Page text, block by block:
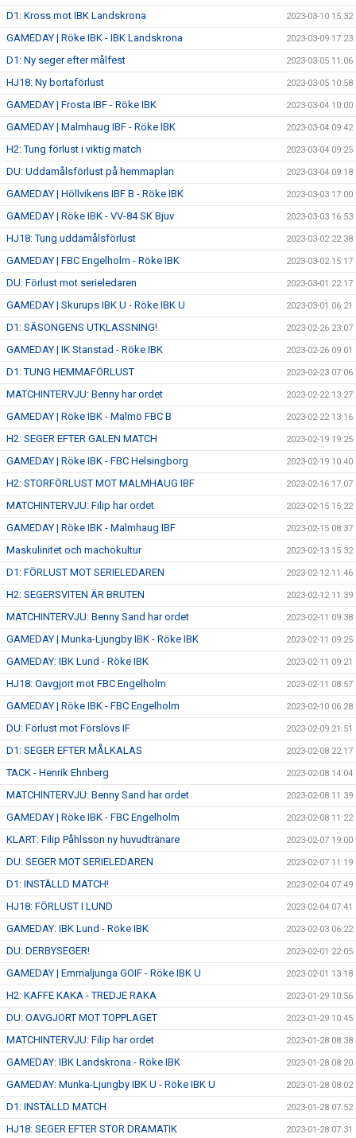
D1: Kross mot IBK Landskrona 2023-03-10 15:32
GAMEDAY | Röke IBK - IBK Landskrona 2023-03-09 17:23
D1: Ny seger efter målfest 2023-03-05 11:06
HJ18: Ny bortaförlust 2023-03-05 10:58
GAMEDAY | Frosta IBF - Röke IBK 2023-03-04 10:00
GAMEDAY | Malmhaug IBF - Röke IBK 2023-03-04 09:42
H2: Tung förlust i viktig match 2023-03-04 09:25
DU: Uddamålsförlust på hemmaplan 2023-03-04 09:18
GAMEDAY | Höllvikens IBF B - Röke IBK 2023-03-03 17:00
GAMEDAY | Röke IBK - VV-84 SK Bjuv 2023-03-03 16:53
HJ18: Tung uddamålsförlust 2023-03-02 22:38
GAMEDAY | FBC Engelholm - Röke IBK 2023-03-02 15:17
DU: Förlust mot serieledaren 2023-03-01 22:17
GAMEDAY | Skurups IBK U - Röke IBK U 2023-03-01 06:21
D1: SÄSONGENS UTKLASSNING! 2023-02-26 23:07
GAMEDAY | IK Stanstad - Röke IBK 2023-02-26 09:01
D1: TUNG HEMMAFÖRLUST 2023-02-23 07:06
MATCHINTERVJU: Benny har ordet 2023-02-22 13:27
GAMEDAY | Röke IBK - Malmö FBC B 2023-02-22 13:16
H2: SEGER EFTER GALEN MATCH 2023-02-19 19:25
GAMEDAY | Röke IBK - FBC Helsingborg 2023-02-19 10:40
H2: STORFÖRLUST MOT MALMHAUG IBF 2023-02-16 17:07
MATCHINTERVJU: Filip har ordet 2023-02-15 15:22
GAMEDAY | Röke IBK - Malmhaug IBF 2023-02-15 08:37
Maskulinitet och machokultur 2023-02-13 15:32
D1: FÖRLUST MOT SERIELEDAREN 2023-02-12 11:46
H2: SEGERSVITEN ÄR BRUTEN 2023-02-12 11:39
MATCHINTERVJU: Benny Sand har ordet 2023-02-11 09:38
GAMEDAY | Munka-Ljungby IBK - Röke IBK 2023-02-11 09:25
GAMEDAY: IBK Lund - Röke IBK 2023-02-11 09:21
HJ18: Oavgjort mot FBC Engelholm 2023-02-11 08:57
GAMEDAY | Röke IBK - FBC Engelholm 2023-02-10 06:28
DU: Förlust mot Förslövs IF 2023-02-09 21:51
D1: SEGER EFTER MÅLKALAS 2023-02-08 22:17
TACK - Henrik Ehnberg 2023-02-08 14:04
MATCHINTERVJU: Benny Sand har ordet 2023-02-08 11:39
GAMEDAY | Röke IBK - FBC Engelholm 2023-02-08 11:22
KLART: Filip Påhlsson ny huvudtränare 2023-02-07 19:00
DU: SEGER MOT SERIELEDAREN 2023-02-07 11:19
D1: INSTÄLLD MATCH! 2023-02-04 07:49
HJ18: FÖRLUST I LUND 2023-02-04 07:41
GAMEDAY: IBK Lund - Röke IBK 2023-02-03 06:22
DU: DERBYSEGER! 2023-02-01 22:05
GAMEDAY | Emmaljunga GOIF - Röke IBK U 2023-02-01 13:18
H2: KAFFE KAKA - TREDJE RAKA 2023-01-29 10:56
DU: OAVGJORT MOT TOPPLAGET 2023-01-29 10:45
MATCHINTERVJU: Filip har ordet 2023-01-28 08:38
GAMEDAY: IBK Landskrona - Röke IBK 2023-01-28 08:20
GAMEDAY: Munka-Ljungby IBK U - Röke IBK U 2023-01-28 08:02
D1: INSTÄLLD MATCH 2023-01-28 07:52
HJ18: SEGER EFTER STOR DRAMATIK 2023-01-28 07:31